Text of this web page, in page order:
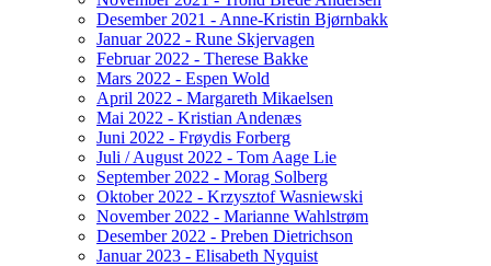
Desember 2021 - Anne-Kristin Bjørnbakk
Januar 2022 - Rune Skjervagen
Februar 2022 - Therese Bakke
Mars 2022 - Espen Wold
April 2022 - Margareth Mikaelsen
Mai 2022 - Kristian Andenæs
Juni 2022 - Frøydis Forberg
Juli / August 2022 - Tom Aage Lie
September 2022 - Morag Solberg
Oktober 2022 - Krzysztof Wasniewski
November 2022 - Marianne Wahlstrøm
Desember 2022 - Preben Dietrichson
Januar 2023 - Elisabeth Nyquist